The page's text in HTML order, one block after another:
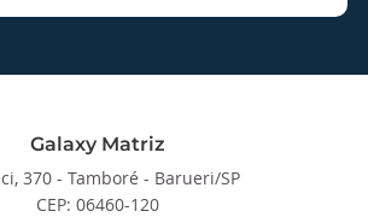
Galaxy Matriz
370 - Tamboré - Barueri/SP
CEP: 06460-120